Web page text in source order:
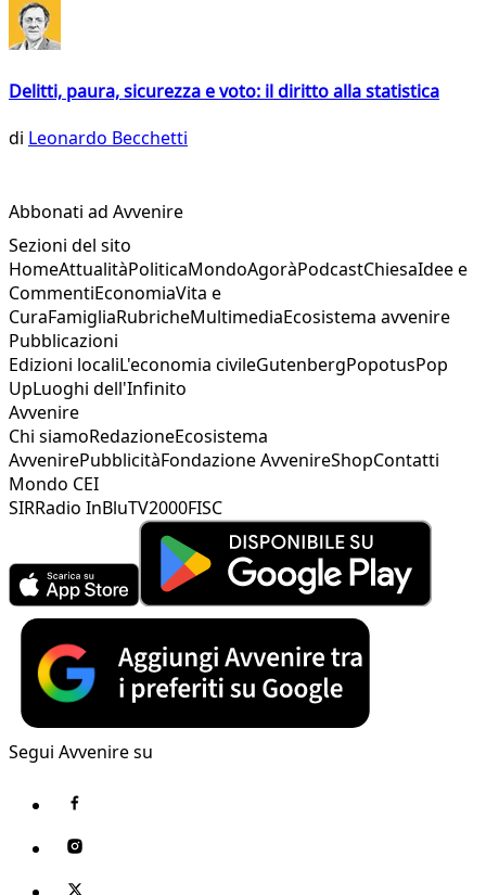
Delitti, paura, sicurezza e voto: il diritto alla statistica
di Leonardo Becchetti
Abbonati ad Avvenire
Sezioni del sito
HomeAttualitàPoliticaMondoAgoràPodcastChiesaIdee e
CommentiEconomiaVita e
CuraFamigliaRubricheMultimediaEcosistema avvenire
Pubblicazioni
Edizioni localiL'economia civileGutenbergPopotusPop
UpLuoghi dell'Infinito
Avvenire
Chi siamoRedazioneEcosistema
AvvenirePubblicitàFondazione AvvenireShopContatti
Mondo CEI
SIRRadio InBluTV2000FISC
Segui Avvenire su